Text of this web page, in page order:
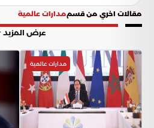
مقالات اخري من قسممدارات عالمية
عرض المزيد
مدارات عالمية